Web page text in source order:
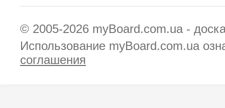
© 2005-2026 myBoard.com.ua -
Использование myBoard.com.ua
соглашения